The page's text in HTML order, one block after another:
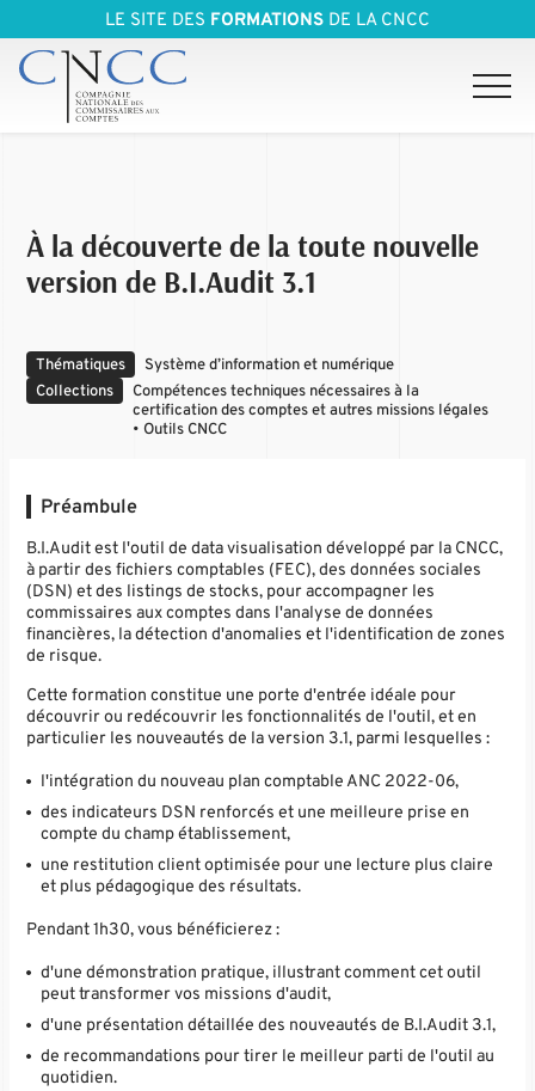
LE SITE DES FORMATIONS DE LA CNCC
À la découverte de la toute nouvelle
version de B.I.Audit 3.1
Thématiques
Système d’information et numérique
Collections
Compétences techniques nécessaires à la
certification des comptes et autres missions légales
• Outils CNCC
Préambule
B.I.Audit est l'outil de data visualisation développé par la CNCC,
à partir des fichiers comptables (FEC), des données sociales
(DSN) et des listings de stocks, pour accompagner les
commissaires aux comptes dans l'analyse de données
financières, la détection d'anomalies et l'identification de zones
de risque.
Cette formation constitue une porte d'entrée idéale pour
découvrir ou redécouvrir les fonctionnalités de l'outil, et en
particulier les nouveautés de la version 3.1, parmi lesquelles :
l'intégration du nouveau plan comptable ANC 2022-06,
des indicateurs DSN renforcés et une meilleure prise en
compte du champ établissement,
une restitution client optimisée pour une lecture plus claire
et plus pédagogique des résultats.
Pendant 1h30, vous bénéficierez :
d'une démonstration pratique, illustrant comment cet outil
peut transformer vos missions d'audit,
d'une présentation détaillée des nouveautés de B.I.Audit 3.1,
de recommandations pour tirer le meilleur parti de l'outil au
quotidien.